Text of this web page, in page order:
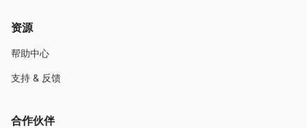
资源
帮助中心
支持 & 反馈
合作伙伴